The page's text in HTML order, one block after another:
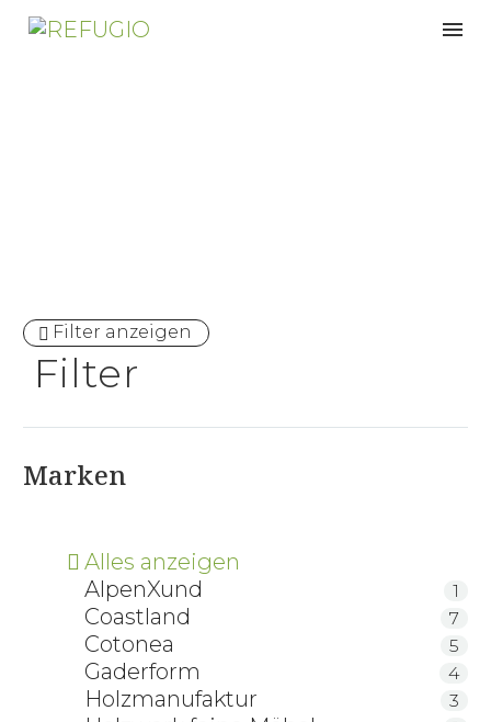
Filter anzeigen
Filter
Marken
Alles anzeigen
AlpenXund
1
Coastland 7
Cotonea 5
Gaderform 4
Holzmanufaktur 3